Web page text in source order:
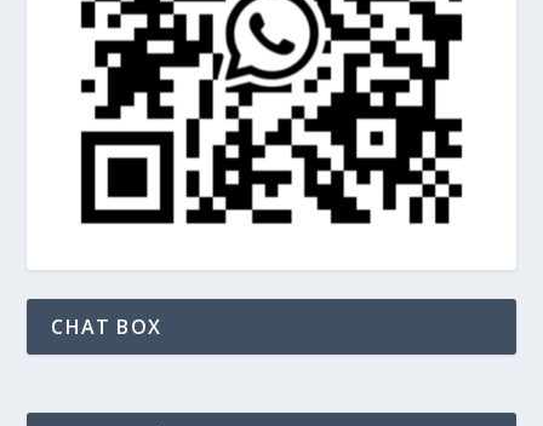
CHAT BOX